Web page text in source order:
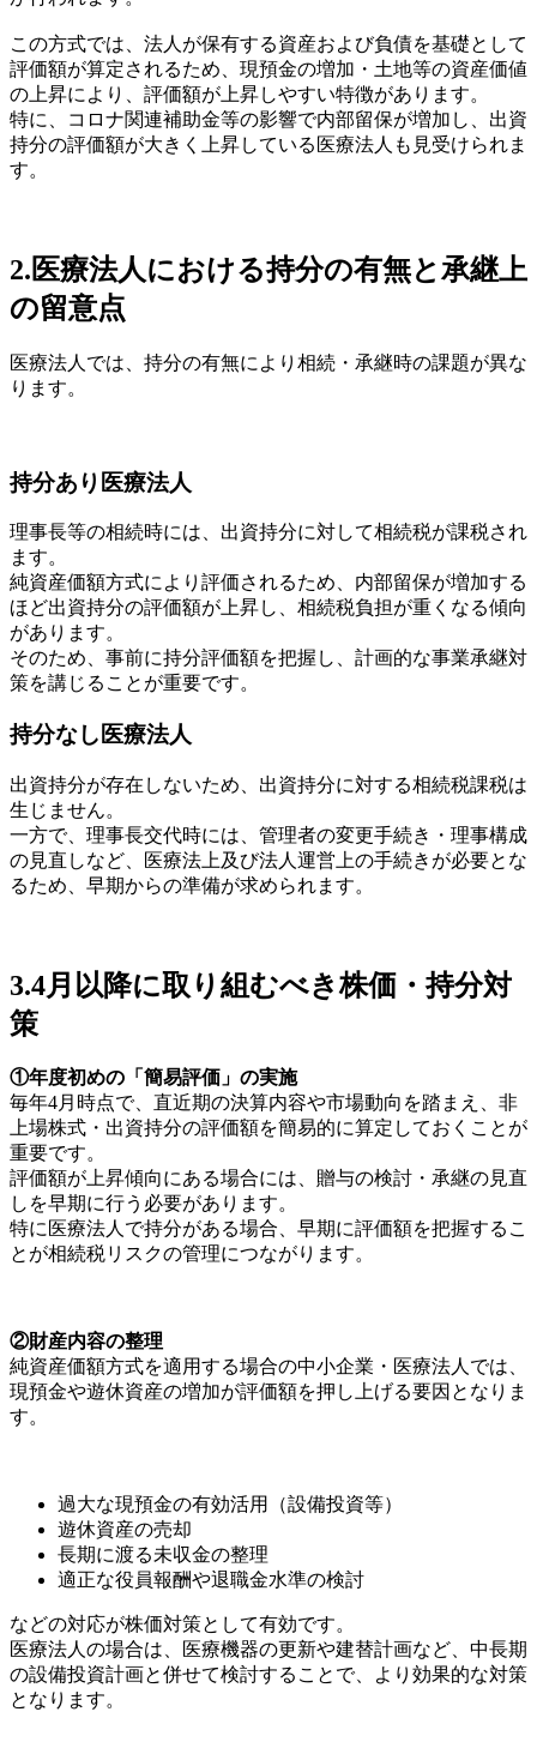
この方式では、法人が保有する資産および負債を基礎として
評価額が算定されるため、現預金の増加・土地等の資産価値
の上昇により、評価額が上昇しやすい特徴があります。
特に、コロナ関連補助金等の影響で内部留保が増加し、出資
持分の評価額が大きく上昇している医療法人も見受けられま
す。
2.医療法人における持分の有無と承継上
の留意点
医療法人では、持分の有無により相続・承継時の課題が異な
ります。
持分あり医療法人
理事長等の相続時には、出資持分に対して相続税が課税され
ます。
純資産価額方式により評価されるため、内部留保が増加する
ほど出資持分の評価額が上昇し、相続税負担が重くなる傾向
があります。
そのため、事前に持分評価額を把握し、計画的な事業承継対
策を講じることが重要です。
持分なし医療法人
出資持分が存在しないため、出資持分に対する相続税課税は
生じません。
一方で、理事長交代時には、管理者の変更手続き・理事構成
の見直しなど、医療法上及び法人運営上の手続きが必要とな
るため、早期からの準備が求められます。
3.4月以降に取り組むべき株価・持分対
策
①年度初めの「簡易評価」の実施
毎年4月時点で、直近期の決算内容や市場動向を踏まえ、非
上場株式・出資持分の評価額を簡易的に算定しておくことが
重要です。
評価額が上昇傾向にある場合には、贈与の検討・承継の見直
しを早期に行う必要があります。
特に医療法人で持分がある場合、早期に評価額を把握するこ
とが相続税リスクの管理につながります。
②財産内容の整理
純資産価額方式を適用する場合の中小企業・医療法人では、
現預金や遊休資産の増加が評価額を押し上げる要因となりま
す。
過大な現預金の有効活用（設備投資等）
遊休資産の売却
長期に渡る未収金の整理
適正な役員報酬や退職金水準の検討
などの対応が株価対策として有効です。
医療法人の場合は、医療機器の更新や建替計画など、中長期
の設備投資計画と併せて検討することで、より効果的な対策
となります。